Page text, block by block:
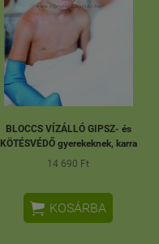
BLOCCS VÍZÁLLÓ GIPSZ- és
KÖTÉSVÉDŐ gyerekeknek, karra
14 690 Ft
 KOSÁRBA